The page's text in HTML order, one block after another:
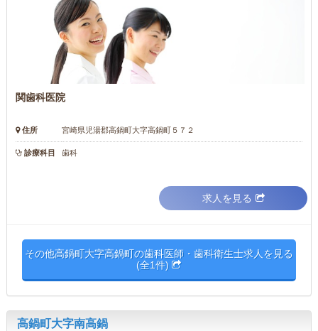
関歯科医院
住所 宮崎県児湯郡高鍋町大字高鍋町５７２
診療科目 歯科
求人を見る
その他高鍋町大字高鍋町の歯科医師・歯科衛生士求人を見る
(全1件)
高鍋町大字南高鍋